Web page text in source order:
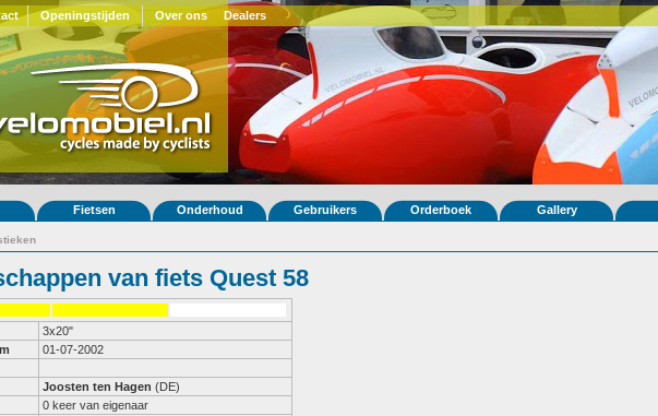
Openingstijden Over ons Dealers
Fietsen Onderhoud Gebruikers Orderboek Gallery
van fiets Quest 58
3x20"
01-07-2002
Joosten ten Hagen (DE)
0 keer van eigenaar